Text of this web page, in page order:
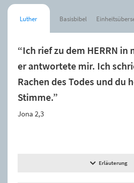
Luther Basisbibel
“Ich rief zu dem HERRN in
er antwortete mir. Ich
Rachen des Todes und du
Stimme.”
Jona 2,3
Erläuterung